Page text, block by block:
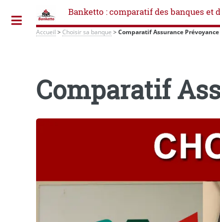
Banketto : comparatif des banques et
Accueil >Choisir sa banque >Comparatif Assurance Prévoyance
Comparatif
Toggle